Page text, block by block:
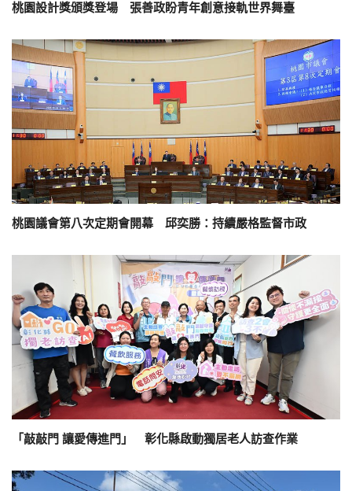
桃園設計獎頒獎登場 張善政盼青年創意接軌世界舞臺
桃園議會第八次定期會開幕 邱奕勝：持續嚴格監督市政
「敲敲門 讓愛傳進門」 彰化縣啟動獨居老人訪查作業